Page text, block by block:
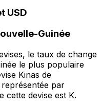
USD
Guinée
le taux de change
le plus populaire
Kinas de
par
cette devise est K.